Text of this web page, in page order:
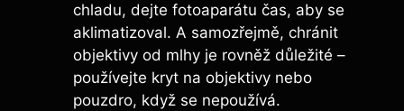
chladu, dejte fotoaparátu čas, aby se
aklimatizoval. A samozřejmě, chránit
objektivy od mlhy je rovněž důležité –
používejte kryt na objektivy nebo
pouzdro, když se nepoužívá.